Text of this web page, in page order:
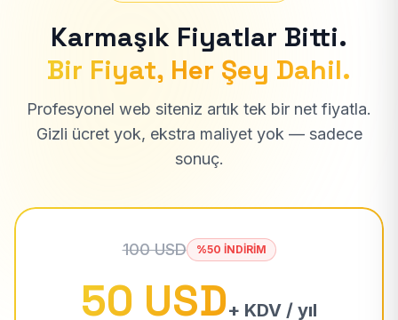
Karmaşık Fiyatlar Bitti.
Bir Fiyat, Her Şey Dahil.
Profesyonel web siteniz artık tek bir net fiyatla.
Gizli ücret yok, ekstra maliyet yok — sadece
sonuç.
100 USD %50 İNDİRİM
50 USD+ KDV / yıl